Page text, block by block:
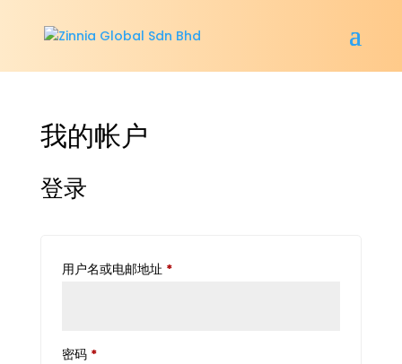
我的帐户
登录
用户名或电邮地址 *必
密码 *必